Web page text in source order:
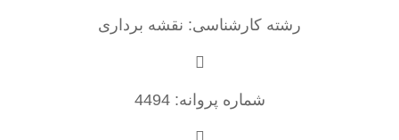
رشته کارشناسی: نقشه برداری
شماره پروانه: 4494